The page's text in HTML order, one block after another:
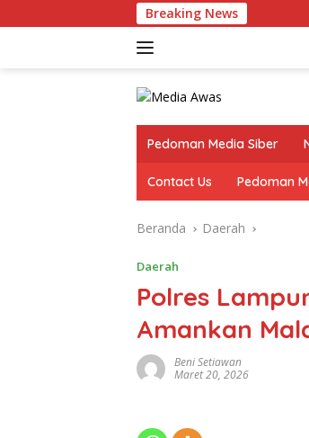
ke
Breaking News
Pedoman Media Siber
Contact Us Pedoman
Beranda Daerah
Daerah
Polres
Amankan
Beni Setiawan
Maret 20, 2026